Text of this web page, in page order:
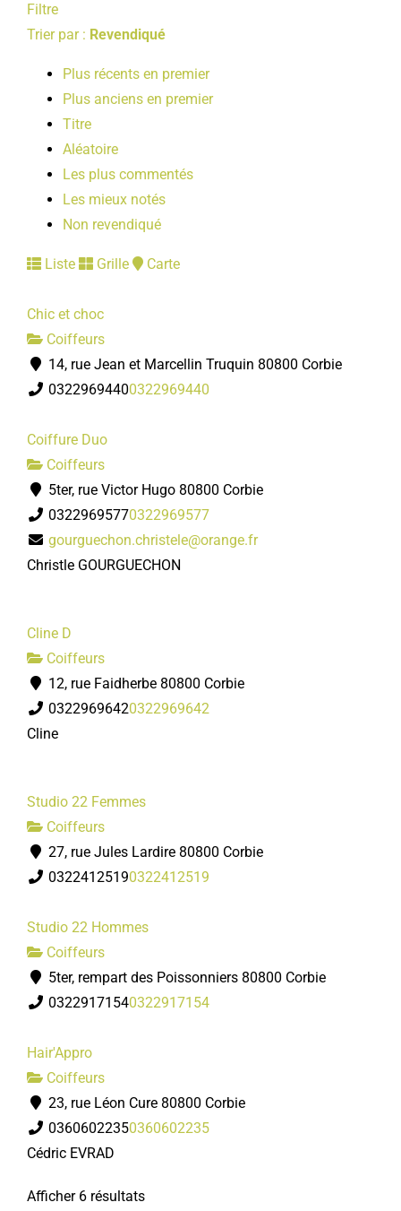
Filtre
Trier par : Revendiqué
Plus récents en premier
Plus anciens en premier
Titre
Aléatoire
Les plus commentés
Les mieux notés
Non revendiqué
Liste Grille Carte
Chic et choc
Coiffeurs
14, rue Jean et Marcellin Truquin 80800 Corbie
03229694400322969440
Coiffure Duo
Coiffeurs
5ter, rue Victor Hugo 80800 Corbie
03229695770322969577
gourguechon.christele@orange.fr
Christle GOURGUECHON
Cline D
Coiffeurs
12, rue Faidherbe 80800 Corbie
03229696420322969642
Cline
Studio 22 Femmes
Coiffeurs
27, rue Jules Lardire 80800 Corbie
03224125190322412519
Studio 22 Hommes
Coiffeurs
5ter, rempart des Poissonniers 80800 Corbie
03229171540322917154
Hair'Appro
Coiffeurs
23, rue Léon Cure 80800 Corbie
03606022350360602235
Cédric EVRAD
Afficher 6 résultats